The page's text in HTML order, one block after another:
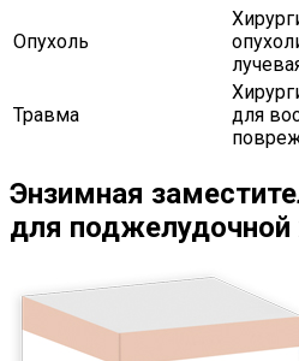
Опухоль
Травма
для
Энзимная
для